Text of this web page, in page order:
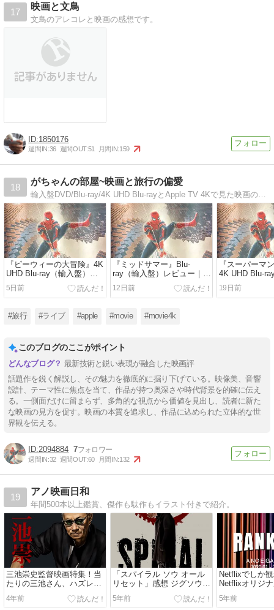
17
映画と文鳥
文鳥のアレコレと映画の感想です。
1850176
週間IN:36 週間OUT:51 月間IN:159
18
がちゃんの部屋~映画と旅行の偏愛
輸入盤DVD/Blu-ray/4K UHD Blu-rayとApple TV 4Kで見た映画のレビューと、国内、海外で体験した旅行記、佐野元春をはじめとするライブレポート
『ピーウィーの大冒険』4K
UHD Blu-ray（輸入盤）レ
ビュー｜盗まれた自転車を
追って全米横断。ティム・
バートンの原点が詰まった
奇想天外なロードムービー
【Dolby Vision / dts-HD
5日前
『ミッドサマー』Blu-
ray（輸入盤）レビュー｜太
陽が沈まない村で、喪失し
た女性が新たな“家族”を得
る。明るさが恐怖を増幅す
HD MA】
12日前
『スーパーマ
4K UHD Blu-
レビュー｜傷
がらも人間を
DCユニバース
19日前
#旅行 #ライブ #apple #movie #movie4k
このブログのここがポイント
最新技術と鋭い表現が融合した映画評
話題作を鋭く解説し、その魅力を徹底的に掘り下げている。映像美、音響
設計、テーマ性に焦点を当て、作品が持つ奥深さや時代背景を的確に伝え
る。一側面だけに留まらず、多角的な視点から価値を見出し、読者に新た
な映画の見方を促す。映画の本質を追求し、作品に込められた立体的な世
界観を伝える。
2094884 7
週間IN:32 週間OUT:60 月間IN:132
19
アノ映画日和
年間500本以上鑑賞、傑作も駄作もイラスト付きで紹介。
三池崇史監督映画特集！当
たりの三池さん、ハズレの
三池さん
4年前
「スパイラル ソウ オール
リセット」感想 ジグソウと
の決別、今度のSAWはココ
が違う！
5年前
Netflixでしか
Netflixオリジ
キング2020
5年前